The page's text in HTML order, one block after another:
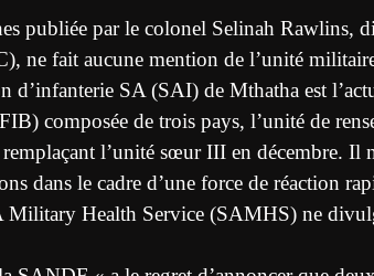
publiée par le colonel Selinah Rawlins,
ne fait aucune mention de l’unité
d’infanterie SA (SAI) de Mthatha est
composée de trois pays, l’unité de
remplaçant l’unité sœur III en décembre. Il
dans le cadre d’une force de réaction
Health Service (SAMHS) ne